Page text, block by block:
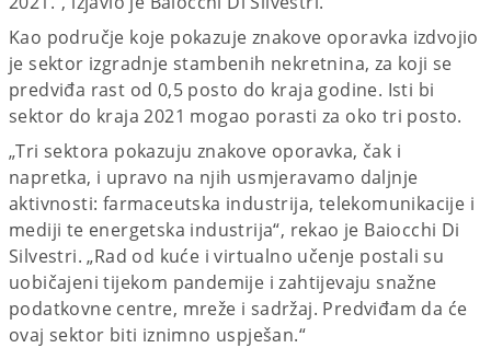
Kao područje koje pokazuje znakove oporavka izdvojio
je sektor izgradnje stambenih nekretnina, za koji se
predviđa rast od 0,5 posto do kraja godine. Isti bi
sektor do kraja 2021 mogao porasti za oko tri posto.
„Tri sektora pokazuju znakove oporavka, čak i
napretka, i upravo na njih usmjeravamo daljnje
aktivnosti: farmaceutska industrija, telekomunikacije i
mediji te energetska industrija“, rekao je Baiocchi Di
Silvestri. „Rad od kuće i virtualno učenje postali su
uobičajeni tijekom pandemije i zahtijevaju snažne
podatkovne centre, mreže i sadržaj. Predviđam da će
ovaj sektor biti iznimno uspješan.“